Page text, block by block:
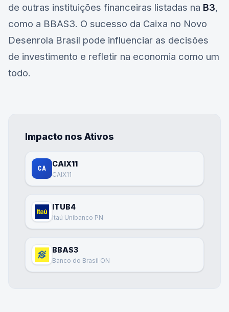
de outras instituições financeiras listadas na B3,
como a BBAS3. O sucesso da Caixa no Novo
Desenrola Brasil pode influenciar as decisões
de investimento e refletir na economia como um
todo.
Impacto nos Ativos
CA
CAIX11
CAIX11
ITUB4
Itaú Unibanco PN
BBAS3
Banco do Brasil ON